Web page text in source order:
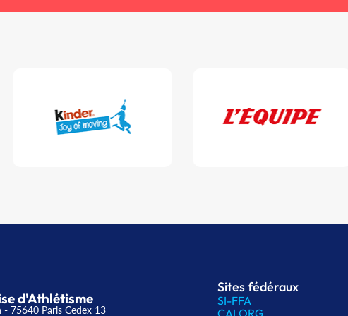
d'Athlétisme
75640 Paris Cedex 13
Sites fédéraux
SI-FFA